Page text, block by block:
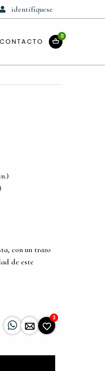
identifíquese
CONTACTO
0
con un trazo
de este
3